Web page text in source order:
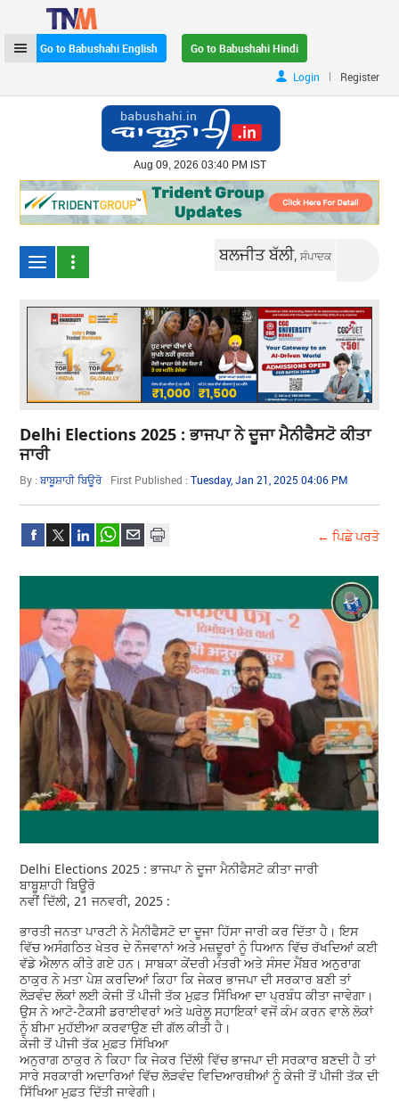
Go to Babushahi English
Go to Babushahi Hindi
Login
| Register
Aug 09, 2026 03:40 PM IST
ਬਲਜੀਤ ਬੱਲੀ,ਸੰਪਾਦਕ
Delhi Elections 2025 : ਭਾਜਪਾ ਨੇ ਦੂਜਾ ਮੈਨੀਫੈਸਟੋ ਕੀਤਾ
ਜਾਰੀ
By :ਬਾਬੂਸ਼ਾਹੀ ਬਿਊਰੋ First Published :Tuesday, Jan 21, 2025 04:06 PM
← ਪਿਛੇ ਪਰਤੋ
Delhi Elections 2025 : ਭਾਜਪਾ ਨੇ ਦੂਜਾ ਮੈਨੀਫੈਸਟੋ ਕੀਤਾ ਜਾਰੀ
ਬਾਬੂਸ਼ਾਹੀ ਬਿਊਰੋ
ਨਵੀਂ ਦਿੱਲੀ, 21 ਜਨਵਰੀ, 2025 :
ਭਾਰਤੀ ਜਨਤਾ ਪਾਰਟੀ ਨੇ ਮੈਨੀਫੈਸਟੋ ਦਾ ਦੂਜਾ ਹਿੱਸਾ ਜਾਰੀ ਕਰ ਦਿੱਤਾ ਹੈ। ਇਸ
ਵਿੱਚ ਅਸੰਗਠਿਤ ਖੇਤਰ ਦੇ ਨੌਜਵਾਨਾਂ ਅਤੇ ਮਜ਼ਦੂਰਾਂ ਨੂੰ ਧਿਆਨ ਵਿੱਚ ਰੱਖਦਿਆਂ ਕਈ
ਵੱਡੇ ਐਲਾਨ ਕੀਤੇ ਗਏ ਹਨ। ਸਾਬਕਾ ਕੇਂਦਰੀ ਮੰਤਰੀ ਅਤੇ ਸੰਸਦ ਮੈਂਬਰ ਅਨੁਰਾਗ
ਠਾਕੁਰ ਨੇ ਮਤਾ ਪੇਸ਼ ਕਰਦਿਆਂ ਕਿਹਾ ਕਿ ਜੇਕਰ ਭਾਜਪਾ ਦੀ ਸਰਕਾਰ ਬਣੀ ਤਾਂ
ਲੋੜਵੰਦ ਲੋਕਾਂ ਲਈ ਕੇਜੀ ਤੋਂ ਪੀਜੀ ਤੱਕ ਮੁਫ਼ਤ ਸਿੱਖਿਆ ਦਾ ਪ੍ਰਬੰਧ ਕੀਤਾ ਜਾਵੇਗਾ।
ਉਸ ਨੇ ਆਟੋ-ਟੈਕਸੀ ਡਰਾਈਵਰਾਂ ਅਤੇ ਘਰੇਲੂ ਸਹਾਇਕਾਂ ਵਜੋਂ ਕੰਮ ਕਰਨ ਵਾਲੇ ਲੋਕਾਂ
ਨੂੰ ਬੀਮਾ ਮੁਹੱਈਆ ਕਰਵਾਉਣ ਦੀ ਗੱਲ ਕੀਤੀ ਹੈ।
ਕੇਜੀ ਤੋਂ ਪੀਜੀ ਤੱਕ ਮੁਫ਼ਤ ਸਿੱਖਿਆ
ਅਨੁਰਾਗ ਠਾਕੁਰ ਨੇ ਕਿਹਾ ਕਿ ਜੇਕਰ ਦਿੱਲੀ ਵਿੱਚ ਭਾਜਪਾ ਦੀ ਸਰਕਾਰ ਬਣਦੀ ਹੈ ਤਾਂ
ਸਾਰੇ ਸਰਕਾਰੀ ਅਦਾਰਿਆਂ ਵਿੱਚ ਲੋੜਵੰਦ ਵਿਦਿਆਰਥੀਆਂ ਨੂੰ ਕੇਜੀ ਤੋਂ ਪੀਜੀ ਤੱਕ ਦੀ
ਸਿੱਖਿਆ ਮੁਫ਼ਤ ਦਿੱਤੀ ਜਾਵੇਗੀ।